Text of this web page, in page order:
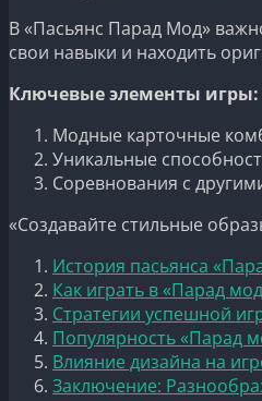
В «Пасьянс Парад Мод»
свои навыки и находить
Ключевые элементы игры:
Модные карточные
Уникальные
Соревнования с
«Создавайте стильные
История пасьянса
Как играть в «Парад
Стратегии успешной
Популярность «Парад
Влияние дизайна на
Заключение: